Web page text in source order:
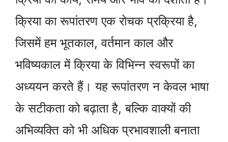
क्रिया का रूपांतरण एक रोचक प्रक्रिया है,
जिसमें हम भूतकाल, वर्तमान काल और
भविष्यकाल में क्रिया के विभिन्न स्वरूपों का
अध्ययन करते हैं। यह रूपांतरण न केवल भाषा
के सटीकता को बढ़ाता है, बल्कि वाक्यों की
अभिव्यक्ति को भी अधिक प्रभावशाली बनाता